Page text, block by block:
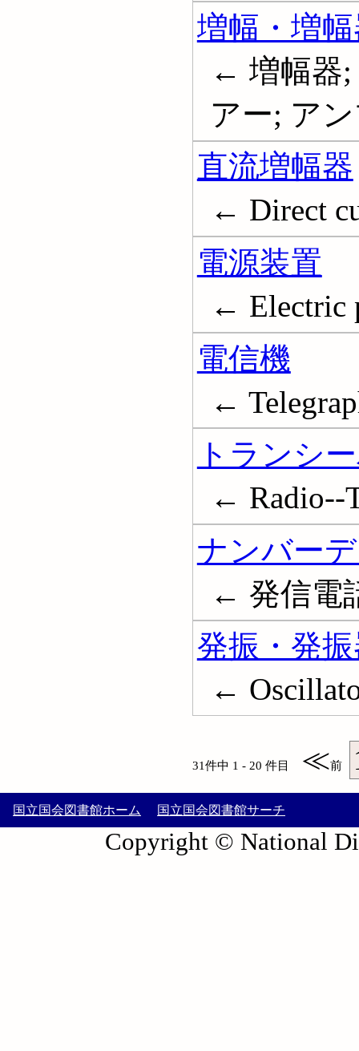
増幅・増
← 増幅器;
アー; ア
直流増幅器
← Direct
電源装置
← Electric
電信機
←
トランシ
← Radio--
ナンバー
← 発信電
発振・発
←
31件中 1 - 20 件目 ≪前
国立国会図書館ホーム 国立国会図書館サーチ
Copyright © National